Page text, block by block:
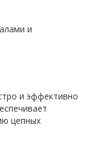
и
и эффективно
цепных